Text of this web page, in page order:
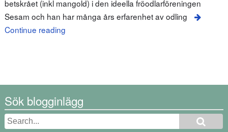
betskrået (inkl mangold) i den ideella fröodlarföreningen
Sesam och han har många års erfarenhet av odling
Continue reading
Sök blogginlägg